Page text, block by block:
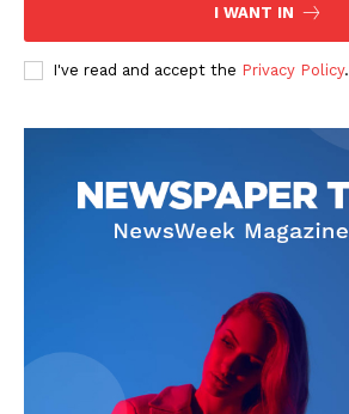
I WANT IN
I've read and accept the Privacy Policy.